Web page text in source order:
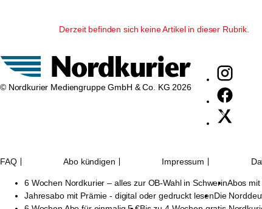
Derzeit befinden sich keine Artikel in dieser Rubrik.
© Nordkurier Mediengruppe GmbH & Co. KG 2026
FAQ Abo kündigen Impressum
6 Wochen Nordkurier – alles zur OB-Wahl in SchwerinAbos
Jahresabo mit Prämie - digital oder gedruckt lesenDie